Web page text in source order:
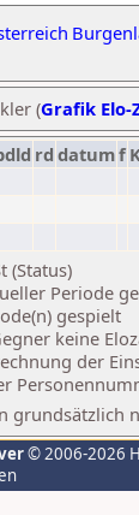
(Grafik Elo-
rd datumf
(Status)
Periode
gespielt
keine
der
grundsätzlich
© 2006-2026